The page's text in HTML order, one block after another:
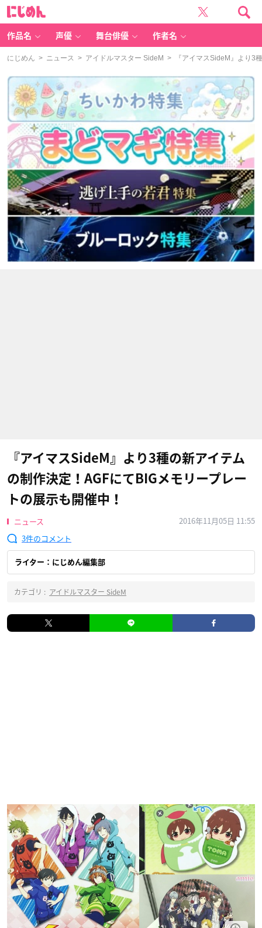
作品名 声優 舞台俳優 作者名
にじめん > ニュース > アイドルマスター SideM > 『アイマスSideM』より3
『アイマスSideM』より3種の新アイテム
の制作決定！AGFにてBIGメモリープレー
トの展示も開催中！
ニュース
2016年11月05日 11:55
3
ライター：にじめん編集部
カテゴリ : アイドルマスター SideM